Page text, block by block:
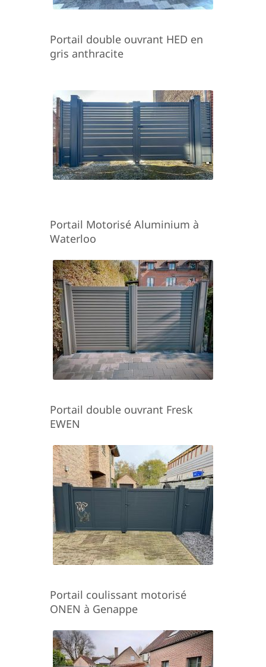
Portail double ouvrant HED en
gris anthracite
Portail Motorisé Aluminium à
Waterloo
Portail double ouvrant Fresk
EWEN
Portail coulissant motorisé
ONEN à Genappe